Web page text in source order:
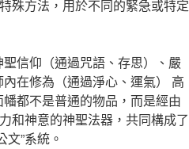
殊方法，用於不同的緊急或特定
信仰（通過咒語、存思）、嚴
在修為（通過淨心、運氣） 高
都不是普通的物品，而是經由
和神意的神聖法器，共同構成了
”系統。